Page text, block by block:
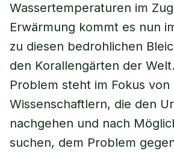
Wassertemperaturen im
Erwärmung kommt es nun
zu diesen bedrohlichen
den Korallengärten der
Problem steht im Fokus von
Wissenschaftlern, die den
nachgehen und nach
suchen, dem Problem